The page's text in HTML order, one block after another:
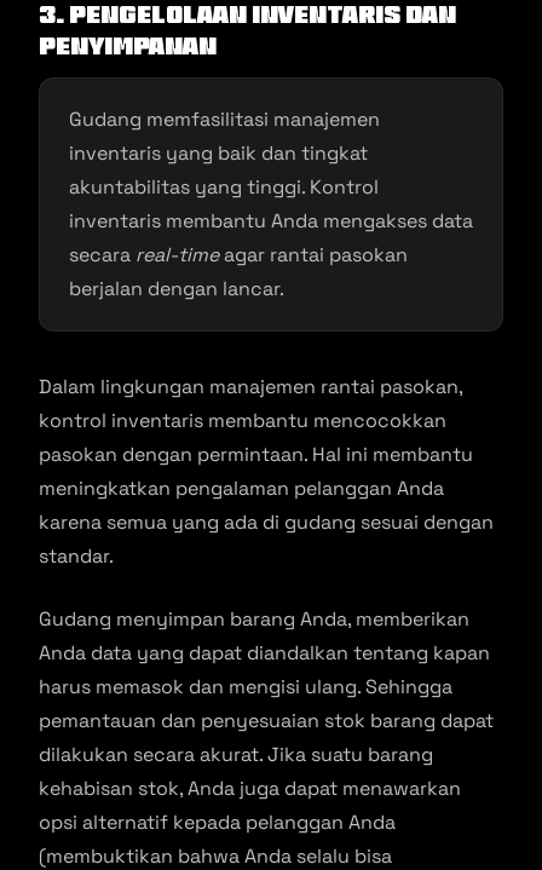
3. Pengelolaan Inventaris dan
Penyimpanan
Gudang memfasilitasi manajemen
inventaris yang baik dan tingkat
akuntabilitas yang tinggi. Kontrol
inventaris membantu Anda mengakses data
secara real-timeagar rantai pasokan
berjalan dengan lancar.
Dalam lingkungan manajemen rantai pasokan,
kontrol inventaris membantu mencocokkan
pasokan dengan permintaan. Hal ini membantu
meningkatkan pengalaman pelanggan Anda
karena semua yang ada di gudang sesuai dengan
standar.
Gudang menyimpan barang Anda, memberikan
Anda data yang dapat diandalkan tentang kapan
harus memasok dan mengisi ulang. Sehingga
pemantauan dan penyesuaian stok barang dapat
dilakukan secara akurat. Jika suatu barang
kehabisan stok, Anda juga dapat menawarkan
opsi alternatif kepada pelanggan Anda
(membuktikan bahwa Anda selalu bisa